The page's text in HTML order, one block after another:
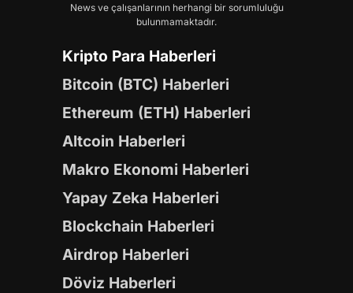
News ve çalışanlarının herhangi bir sorumluluğu
bulunmamaktadır.
Kripto Para Haberleri
Bitcoin (BTC) Haberleri
Ethereum (ETH) Haberleri
Altcoin Haberleri
Makro Ekonomi Haberleri
Yapay Zeka Haberleri
Blockchain Haberleri
Airdrop Haberleri
Döviz Haberleri